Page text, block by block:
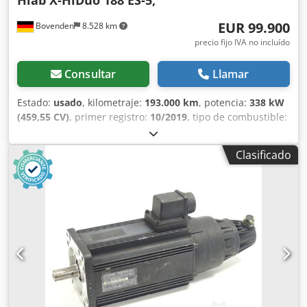
Para obtener más información, póngase en contacto con
Bovenden 8.528 km EUR 99.900
precio fijo IVA no incluído
Consultar Llamar
Estado: usado, kilometraje: 193.000 km, potencia: 338 kW
(459,55 CV), primer registro: 10/2019, tipo de combustible:
14.250 kg
11.750 kg, peso total:26.000 kg, configuración de ejes:
6x2, distancia entre ejes:
, próxima inspección
(TÜV):06/2026
del conductor:
cabina del conductor, tipo de engranaje:
, clase de emisión:Euro 6, amortiguación:
, número de asientos:2, longitud del espacio de
5.200 mm, anchura del espacio de carga:2.420
mm
, altura del espacio de carga:1.000 mm
Equipamiento:ABS, Programa electrónico de estabilidad
(ESP), aire acondicionado, bloqueo del diferencial, cabina,
calefacción del asiento, calefactor de estacionamiento,
cierre centralizado, control de crucero, control de
Clasificado